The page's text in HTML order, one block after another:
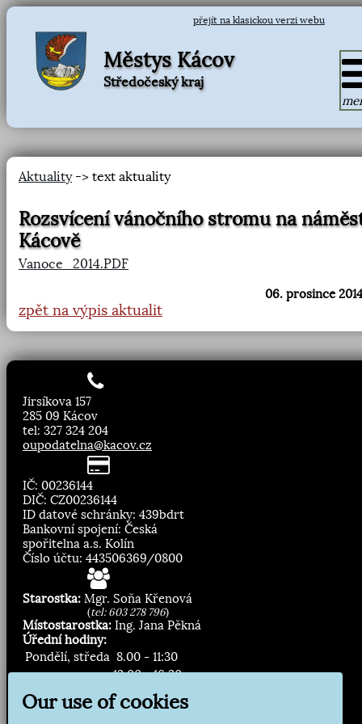
přejít na klasickou verzi webu
Městys Kácov
Středočeský kraj
Aktuality-> text aktuality
Rozsvícení vánočního stromu na
Kácově
Vanoce_2014.PDF
06. prosince
zpět na výpis aktualit
Jirsíkova 157
285 09 Kácov
tel: 327 324 204
oupodatelna@kacov.cz
IČ: 00236144
DIČ: CZ00236144
ID datové schránky: 439bdrt
Bankovní spojení: Česká
spořitelna a.s. Kolín
Číslo účtu: 443506369/0800
Starostka: Mgr. Soňa Křenová
(tel: 603 278 796)
Místostarostka: Ing. Jana Pěkná
Úřední hodiny:
Pondělí, středa 8.00 - 11:30
13:00 - 16:30
Our use of cookies